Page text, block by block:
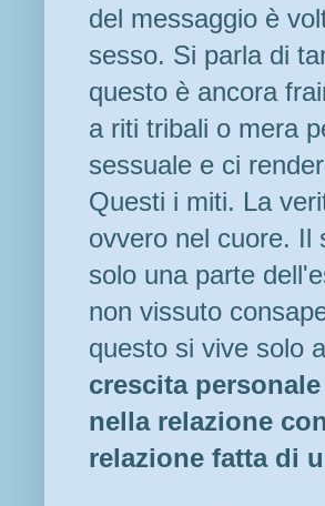
del messaggio è
sesso. Si parla di
questo è ancora
a riti tribali o mera
sessuale e ci
Questi i miti. La
ovvero nel cuore. Il
solo una parte
non vissuto
questo si vive solo
crescita
nella relazione
relazione fatta di